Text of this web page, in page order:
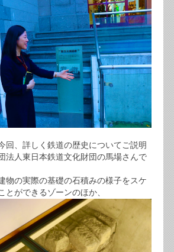
回、詳しく鉄道の歴史についてご説明
法人東日本鉄道文化財団の馬場さんで
物の実際の基礎の石積みの様子をスケ
とができるゾーンのほか、